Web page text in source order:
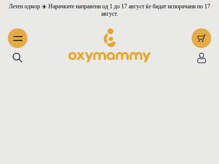
Летен одмор ☀️ Нарачките направени од 1 до 17 август ќе бидат испорачани по 17
август.